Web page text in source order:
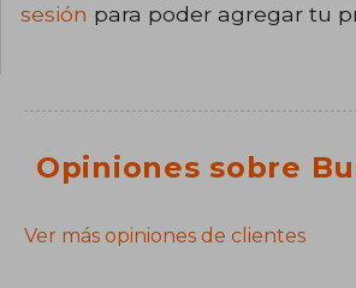
sesión para poder agregar tu
Opiniones sobre
Ver más opiniones de clientes